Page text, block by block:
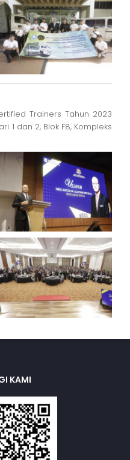
Trainers Tahun 2023
1 dan 2, Blok F8, Kompleks
KAMI